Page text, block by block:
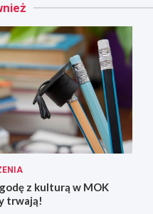
z kulturą w MOK
trwają!